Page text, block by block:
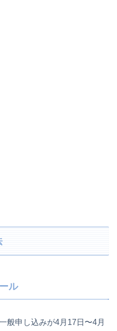
ル
般申し込みが4月17日〜4月